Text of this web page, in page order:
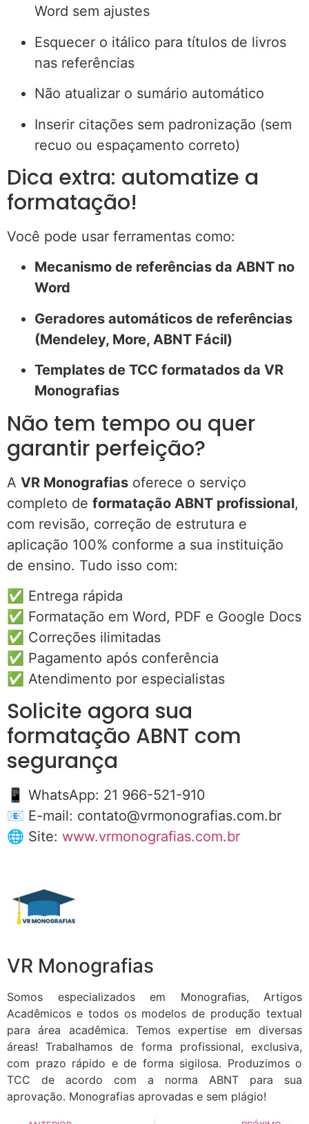
Word sem ajustes
Esquecer o itálico para títulos de livros
nas referências
Não atualizar o sumário automático
Inserir citações sem padronização (sem
recuo ou espaçamento correto)
Dica extra: automatize a
formatação!
Você pode usar ferramentas como:
Mecanismo de referências da ABNT no
Word
Geradores automáticos de referências
(Mendeley, More, ABNT Fácil)
Templates de TCC formatados da VR
Monografias
Não tem tempo ou quer
garantir perfeição?
A VR Monografias oferece o serviço
completo de formatação ABNT profissional,
com revisão, correção de estrutura e
aplicação 100% conforme a sua instituição
de ensino. Tudo isso com:
✅ Entrega rápida
✅ Formatação em Word, PDF e Google Docs
✅ Correções ilimitadas
✅ Pagamento após conferência
✅ Atendimento por especialistas
Solicite agora sua
formatação ABNT com
segurança
📱 WhatsApp: 21 966-521-910
📧 E-mail: contato@vrmonografias.com.br
🌐 Site: www.vrmonografias.com.br
VR Monografias
Somos especializados em Monografias, Artigos
Acadêmicos e todos os modelos de produção textual
para área acadêmica. Temos expertise em diversas
áreas! Trabalhamos de forma profissional, exclusiva,
com prazo rápido e de forma sigilosa. Produzimos o
TCC de acordo com a norma ABNT para sua
aprovação. Monografias aprovadas e sem plágio!